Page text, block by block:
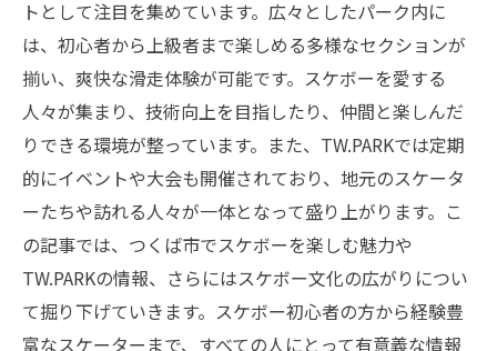
トとして注目を集めています。広々としたパーク内に
は、初心者から上級者まで楽しめる多様なセクションが
揃い、爽快な滑走体験が可能です。スケボーを愛する
人々が集まり、技術向上を目指したり、仲間と楽しんだ
りできる環境が整っています。また、TW.PARKでは定期
的にイベントや大会も開催されており、地元のスケータ
ーたちや訪れる人々が一体となって盛り上がります。こ
の記事では、つくば市でスケボーを楽しむ魅力や
TW.PARKの情報、さらにはスケボー文化の広がりについ
て掘り下げていきます。スケボー初心者の方から経験豊
富なスケーターまで、すべての人にとって有意義な情報